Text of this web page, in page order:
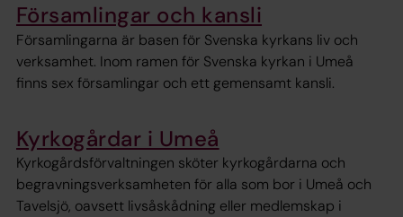
Församlingar och kansli
Församlingarna är basen för Svenska kyrkans liv och
verksamhet. Inom ramen för Svenska kyrkan i Umeå
finns sex församlingar och ett gemensamt kansli.
Kyrkogårdar i Umeå
Kyrkogårdsförvaltningen sköter kyrkogårdarna och
begravningsverksamheten för alla som bor i Umeå och
Tavelsjö, oavsett livsåskådning eller medlemskap i